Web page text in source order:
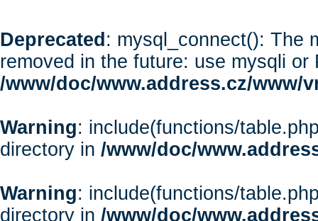
Deprecated : mysql_connect(): The
removed in the future: use mysqli or
/www/doc/www.address.cz/www/
Warning: include(functions/
directory in /www/doc/
Warning: include(functions/
directory in /www/doc/